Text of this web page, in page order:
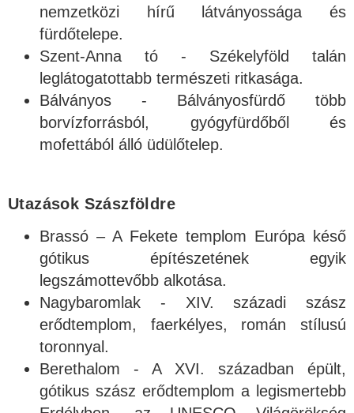
nemzetközi hírű látványossága és
fürdőtelepe.
Szent-Anna tó - Székelyföld talán
leglátogatottabb természeti ritkasága.
Bálványos - Bálványosfürdő több
borvízforrásból, gyógyfürdőből és
mofettából álló üdülőtelep.
Utazások Szászföldre
Brassó – A Fekete templom Európa késő
gótikus építészetének egyik
legszámottevőbb alkotása.
Nagybaromlak - XIV. századi szász
erődtemplom, faerkélyes, román stílusú
toronnyal.
Berethalom - A XVI. században épült,
gótikus szász erődtemplom a legismertebb